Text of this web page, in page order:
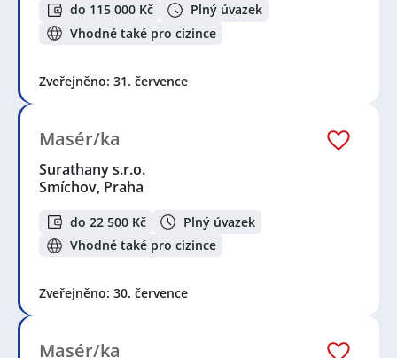
do 115 000 Kč
Plný úvazek
Vhodné také pro cizince
Zveřejněno: 31. července
Masér/ka
Surathany s.r.o.
Smíchov, Praha
do 22 500 Kč
Plný úvazek
Vhodné také pro cizince
Zveřejněno: 30. července
Masér/ka